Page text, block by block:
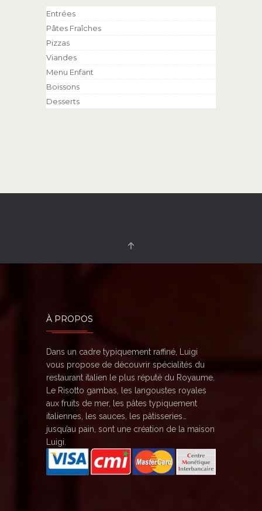
Entrées
Pâtes Fraîches
Pizzas
Viandes
Menu Enfant
Boissons
Desserts
À PROPOS
Dans un cadre typiquement raffiné, Luigi
vous propose de découvrir spécialités du
restaurant italien le plus réputé du Royaume.
Le Risotto gambas, les langoustes royales
aux fruits de mer, les pâtes typiquement
italiennes, les sauces, les pâtisseries…
jusqu’au pain, sont une création de la maison
Luigi.